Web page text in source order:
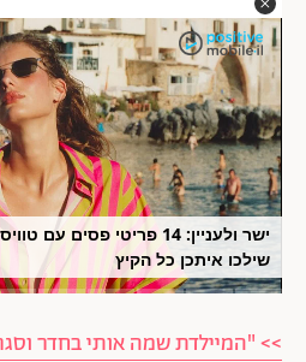
ישר ולעניין: 14 פריטי פסים עם
שילכו איתכן כל הקיץ
>> "המיילדת שמה אותי בחדר